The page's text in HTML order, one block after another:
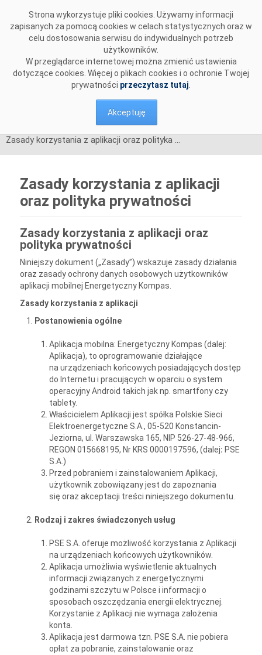
Strona wykorzystuje pliki cookies. Używamy informacji
zapisanych za pomocą cookies w celach statystycznych oraz w
celu dostosowania serwisu do indywidualnych potrzeb
użytkowników.
W przeglądarce internetowej można zmienić ustawienia
dotyczące cookies. Więcej o plikach cookies i o ochronie Twojej
prywatności przeczytasz tutaj
Akceptuję
Zasady korzystania z aplikacji oraz polityka prywatności
Zasady korzystania z aplikacji
oraz polityka prywatności
Zasady korzystania z aplikacji oraz
polityka prywatności
Niniejszy dokument („Zasady”) wskazuje zasady działania
oraz zasady ochrony danych osobowych użytkowników
aplikacji mobilnej Energetyczny Kompas.
Zasady korzystania z aplikacji
Postanowienia ogólne
Aplikacja mobilna: Energetyczny Kompas (dalej:
Aplikacja), to oprogramowanie działające
na urządzeniach końcowych posiadających dostęp
do Internetu i pracujących w oparciu o system
operacyjny Android takich jak np. smartfony czy
tablety.
Właścicielem Aplikacji jest spółka Polskie Sieci
Elektroenergetyczne S.A., 05-520 Konstancin-
Jeziorna, ul. Warszawska 165, NIP 526-27-48-966,
REGON 015668195, Nr KRS 0000197596, (dalej: PSE
S.A.)
Przed pobraniem i zainstalowaniem Aplikacji,
użytkownik zobowiązany jest do zapoznania
się oraz akceptacji treści niniejszego dokumentu.
Rodzaj i zakres świadczonych usług
PSE S.A. oferuje możliwość korzystania z Aplikacji
na urządzeniach końcowych użytkowników.
Aplikacja umożliwia wyświetlenie aktualnych
informacji związanych z energetycznymi
godzinami szczytu w Polsce i informacji o
sposobach oszczędzania energii elektrycznej.
Korzystanie z Aplikacji nie wymaga założenia
konta.
Aplikacja jest darmowa tzn. PSE S.A. nie pobiera
opłat za pobranie, zainstalowanie oraz